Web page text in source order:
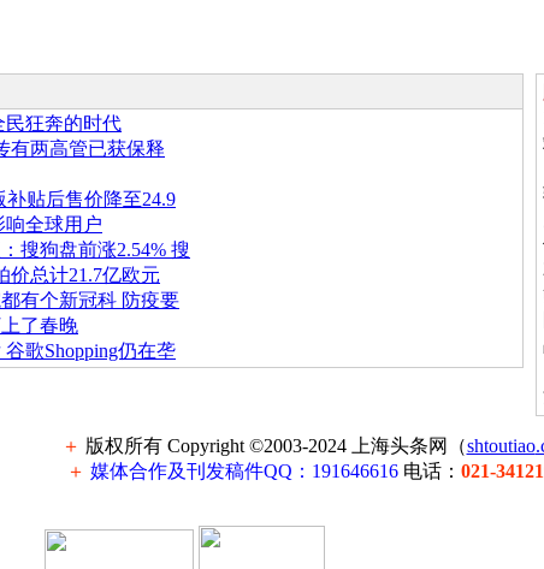
民狂奔的时代
有两高管已获保释
贴后售价降至24.9
响全球用户
搜狗盘前涨2.54% 搜
价总计21.7亿欧元
有个新冠科 防疫要
了春晚
歌Shopping仍在垄
＋ 版权所有 Copyright ©2003-2024 上海头条网（shtoutiao
＋ 媒体合作及刊发稿件QQ：191646616 电话： 021-